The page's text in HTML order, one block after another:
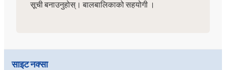
सूची बनाउनुहोस्। बालबालिकाको सहयोगी ।
साइट नक्सा